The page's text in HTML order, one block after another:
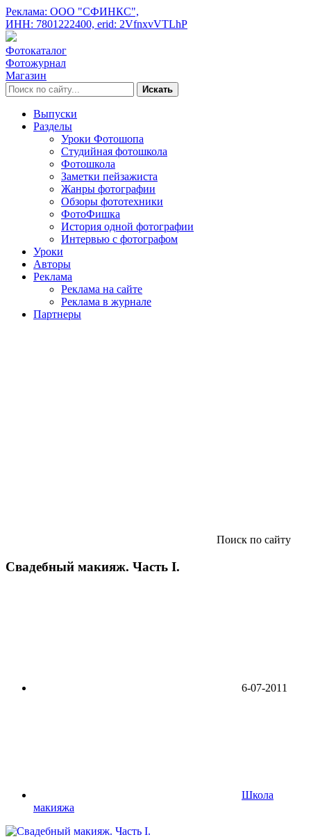
Реклама: ООО "СФИНКС",
ИНН: 7801222400, erid: 2VfnxvVTLhP
Фотокаталог
Фотожурнал
Магазин
Искать
Выпуски
Разделы
Уроки Фотошопа
Студийная фотошкола
Фотошкола
Заметки пейзажиста
Жанры фотографии
Обзоры фототехники
ФотоФишка
История одной фотографии
Интервью с фотографом
Уроки
Авторы
Реклама
Реклама на сайте
Реклама в журнале
Партнеры
Поиск по сайту
Свадебный макияж. Часть I.
6-07-2011
Школа
макияжа